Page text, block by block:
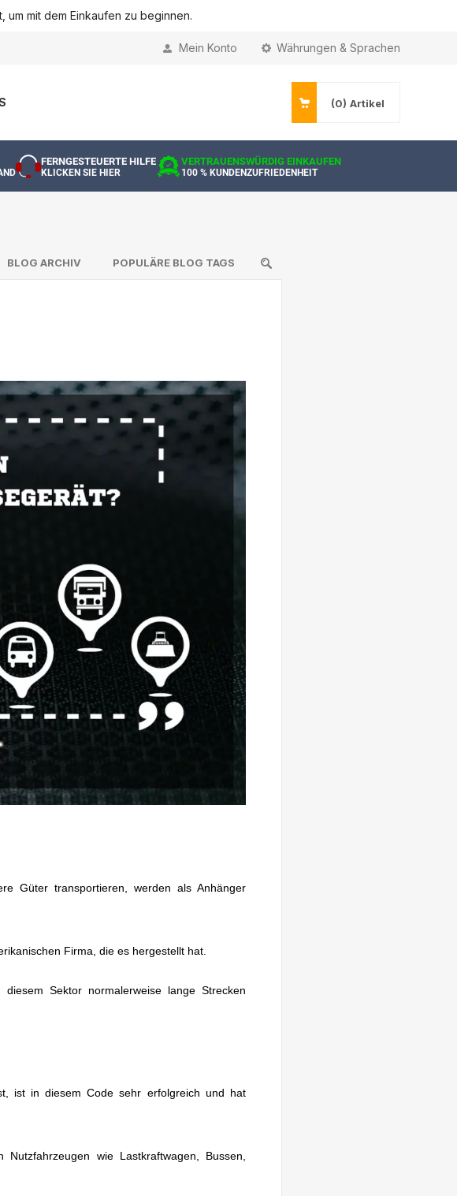
mit dem Einkaufen zu beginnen.
Währungen & Sprachen
Mein Konto
(0) Artikel
FERNGESTEUERTE HILFE
KLICKEN SIE HIER
VERTRAUENSWÜRDIG EINKAUFEN
100 % KUNDENZUFRIEDENHEIT
Güter transportieren, werden als Anhänger
Firma, die es hergestellt hat.
Sektor normalerweise lange Strecken
ist in diesem Code sehr erfolgreich und hat
wie Lastkraftwagen, Bussen,
BLOG ARCHIV POPULÄRE BLOG TAGS